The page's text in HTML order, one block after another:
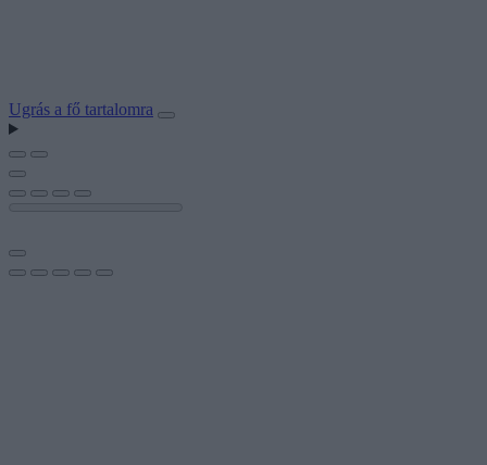
Ugrás a fő tartalomra